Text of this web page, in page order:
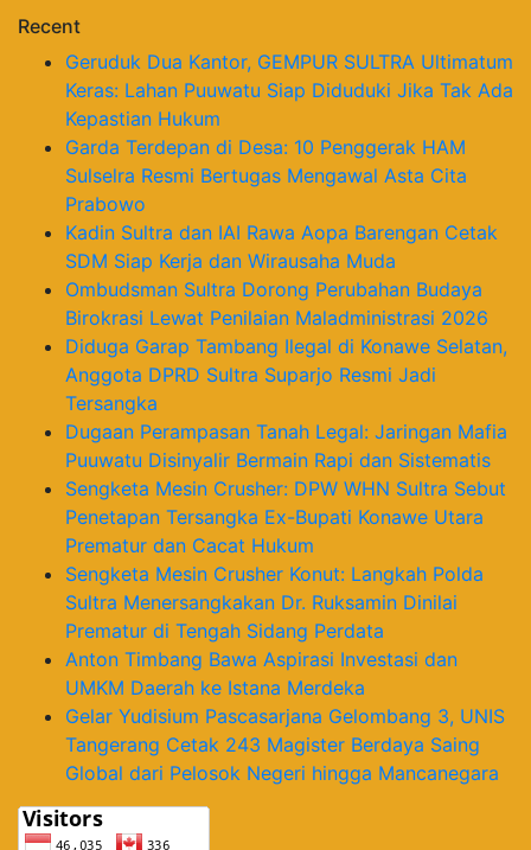
Recent
Geruduk Dua Kantor, GEMPUR SULTRA Ultimatum
Keras: Lahan Puuwatu Siap Diduduki Jika Tak Ada
Kepastian Hukum
Garda Terdepan di Desa: 10 Penggerak HAM
Sulselra Resmi Bertugas Mengawal Asta Cita
Prabowo
Kadin Sultra dan IAI Rawa Aopa Barengan Cetak
SDM Siap Kerja dan Wirausaha Muda
Ombudsman Sultra Dorong Perubahan Budaya
Birokrasi Lewat Penilaian Maladministrasi 2026
Diduga Garap Tambang Ilegal di Konawe Selatan,
Anggota DPRD Sultra Suparjo Resmi Jadi
Tersangka
Dugaan Perampasan Tanah Legal: Jaringan Mafia
Puuwatu Disinyalir Bermain Rapi dan Sistematis
Sengketa Mesin Crusher: DPW WHN Sultra Sebut
Penetapan Tersangka Ex-Bupati Konawe Utara
Prematur dan Cacat Hukum
Sengketa Mesin Crusher Konut: Langkah Polda
Sultra Menersangkakan Dr. Ruksamin Dinilai
Prematur di Tengah Sidang Perdata
Anton Timbang Bawa Aspirasi Investasi dan
UMKM Daerah ke Istana Merdeka
Gelar Yudisium Pascasarjana Gelombang 3, UNIS
Tangerang Cetak 243 Magister Berdaya Saing
Global dari Pelosok Negeri hingga Mancanegara